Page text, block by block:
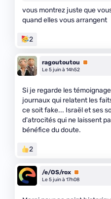
vous montrez juste que
quand elles vous arrangent
2
ragoutoutou
Premium
Le 5 juin à 14h52
Si je regarde les
journaux qui relatent les
ce soit fake... Israël et ses
d'atrocités qui ne laissent
bénéfice du doute.
2
/e/OS/rox Premium
Le 5 juin à 17h08